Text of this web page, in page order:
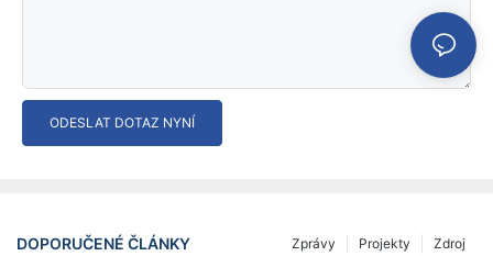
ODESLAT DOTAZ NYNÍ
DOPORUČENÉ ČLÁNKY Zdroj
Projekty
Zprávy